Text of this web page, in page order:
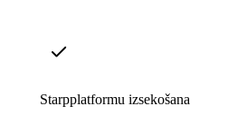
Starpplatformu izsekošana